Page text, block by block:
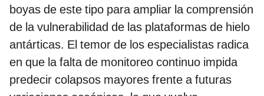
boyas de este tipo para ampliar la comprensión
de la vulnerabilidad de las plataformas de hielo
antárticas. El temor de los especialistas radica
en que la falta de monitoreo continuo impida
predecir colapsos mayores frente a futuras